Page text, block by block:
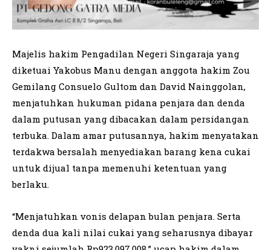
Majelis hakim Pengadilan Negeri Singaraja yang
diketuai Yakobus Manu dengan anggota hakim Zou
Gemilang Consuelo Gultom dan David Nainggolan,
menjatuhkan hukuman pidana penjara dan denda
dalam putusan yang dibacakan dalam persidangan
terbuka. Dalam amar putusannya, hakim menyatakan
terdakwa bersalah menyediakan barang kena cukai
untuk dijual tanpa memenuhi ketentuan yang
berlaku.
“Menjatuhkan vonis delapan bulan penjara. Serta
denda dua kali nilai cukai yang seharusnya dibayar